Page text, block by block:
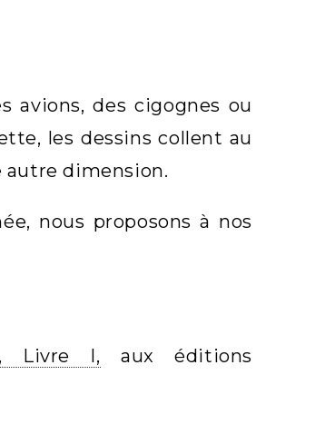
avions, des cigognes ou
les dessins collent au
autre dimension.
nous proposons à nos
, Livre I, aux éditions